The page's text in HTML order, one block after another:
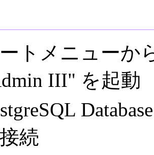
トメニューか
III" を起動
続